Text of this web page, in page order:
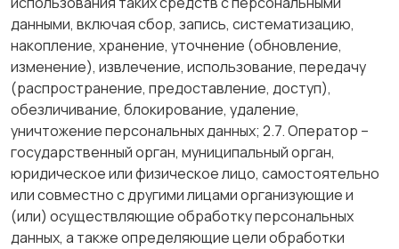
данными, включая сбор, запись, систематизацию,
накопление, хранение, уточнение (обновление,
изменение), извлечение, использование, передачу
(распространение, предоставление, доступ),
обезличивание, блокирование, удаление,
уничтожение персональных данных; 2.7. Оператор –
государственный орган, муниципальный орган,
юридическое или физическое лицо, самостоятельно
или совместно с другими лицами организующие и
(или) осуществляющие обработку персональных
данных, а также определяющие цели обработки